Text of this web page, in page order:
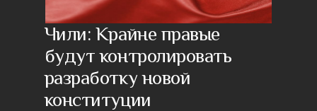
Чили: Крайне правые
будут контролировать
разработку новой
конституции